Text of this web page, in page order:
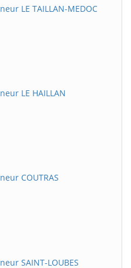
LE TAILLAN-MEDOC
LE HAILLAN
COUTRAS
SAINT-LOUBES